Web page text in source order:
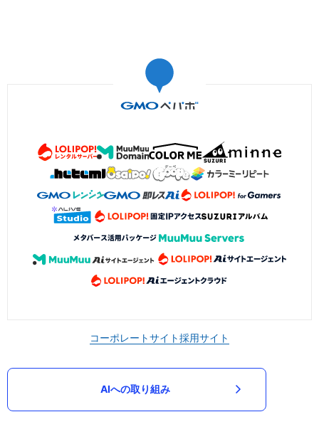
コーポレートサイト採用サイト
AIへの取り組み